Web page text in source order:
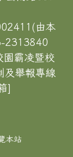
由本
2313840
霸凌暨校
及舉報專線
]
本站